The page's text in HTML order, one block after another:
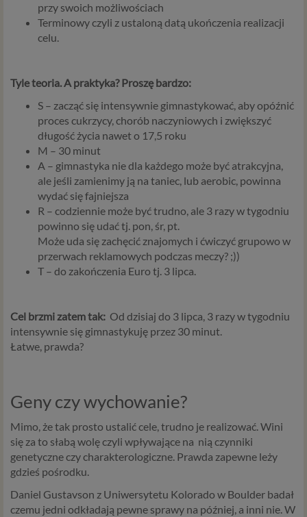
przy swoich możliwościach
Terminowy czyli z ustaloną datą ukończenia realizacji
celu.
Tyle teoria. A praktyka? Proszę bardzo:
S – zacząć się intensywnie gimnastykować, aby opóźnić
proces cukrzycy, chorób naczyniowych i zwiększyć
długość życia nawet o 17,5 roku
M – 30 minut
A – gimnastyka nie dla każdego może być atrakcyjna,
ale jeśli zamienimy ją na taniec, lub aerobic, powinna
wydać się fajniejsza
R – codziennie może być trudno, ale 3 razy w tygodniu
powinno się udać tj. pon, śr, pt.
Może uda się zachęcić znajomych i ćwiczyć grupowo w
przerwach reklamowych podczas meczy? ;))
T – do zakończenia Euro tj. 3 lipca.
Cel brzmi zatem tak: Od dzisiaj do 3 lipca, 3 razy w tygodniu
intensywnie się gimnastykuję przez 30 minut.
Łatwe, prawda?
Geny czy wychowanie?
Mimo, że tak prosto ustalić cele, trudno je realizować. Wini
się za to słabą wolę czyli wpływające na nią czynniki
genetyczne czy charakterologiczne. Prawda zapewne leży
gdzieś pośrodku.
Daniel Gustavson z Uniwersytetu Kolorado w Boulder badał
czemu jedni odkładają pewne sprawy na później, a inni nie. W